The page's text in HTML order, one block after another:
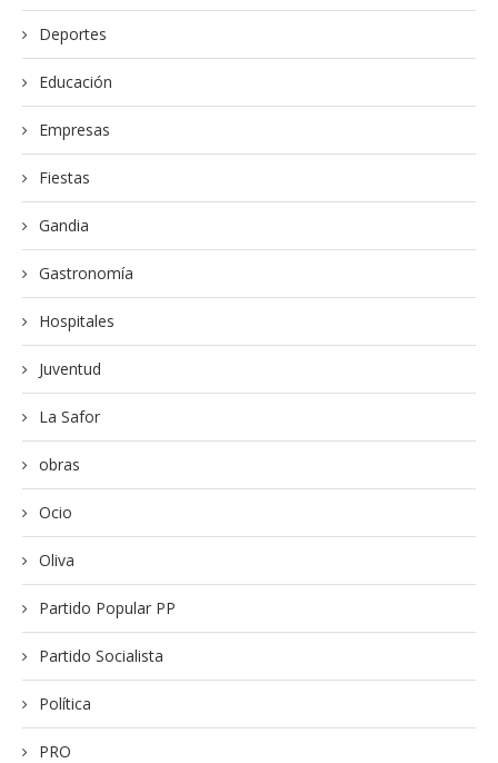
Deportes
Educación
Empresas
Fiestas
Gandia
Gastronomía
Hospitales
Juventud
La Safor
obras
Ocio
Oliva
Partido Popular PP
Partido Socialista
Política
PRO